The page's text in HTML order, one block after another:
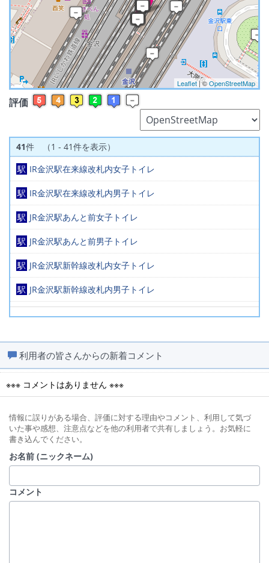
※ マップを検索、表示中です ※
Leaflet| ©OpenStreetMap
評価
41件 （1 - 41件を表示）
駅 IR金沢駅在来線改札内女子トイレ
駅 IR金沢駅在来線改札内男子トイレ
駅 JR金沢駅あんと前女子トイレ
駅 JR金沢駅あんと前男子トイレ
駅 JR金沢駅新幹線改札内女子トイレ
駅 JR金沢駅新幹線改札内男子トイレ
店 食 遊 金 医金沢百番街あんと西2階女子トイレ
店 食 遊 金 医金沢百番街あんと西3階男子トイレ
店 食 遊 金 医 金沢百番街あんと西4階女子トイレ
店 食 遊 金 他金沢百番街 Rinto(カルディコーヒーファーム
側)女子トイレ
店 食 遊 金 他金沢百番街 Rinto(カルディコーヒーファーム
店 食 遊 金 他金沢百番街あんと女子トイレ
利用者の皆さんからの新着コメント
※※※ コメントはありません ※※※
情報に誤りがある場合、評価に対する理由やコメント、利用して気づ
いた事や感想、注意点などを他の利用者で共有しましょう。お気軽に
書き込んでください。
お名前 (ニックネーム)
コメント